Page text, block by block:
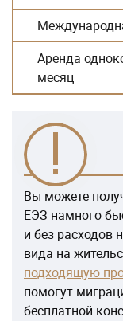
Аренда
месяц
Вы можете
ЕЭЗ намного
и без расходов
вида на
подходящую
помогут
бесплатной